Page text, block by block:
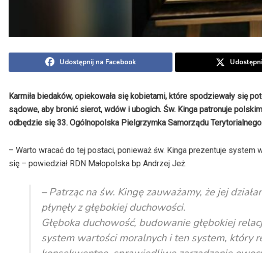
Udostępnij na Facebook
Karmiła biedaków, opiekowała się kobietami, które spodziewały się
sądowe, aby bronić sierot, wdów i ubogich. Św. Kinga patronuje
odbędzie się 33. Ogólnopolska Pielgrzymka Samorządu
– Warto wracać do tej postaci, ponieważ św. Kinga prezentuje system
się – powiedział RDN Małopolska bp Andrzej Jeż.
– Patrząc na św. Kingę zauważamy, że jej
płynęły z głębokiej duchowości.
Głęboka duchowość, budowanie głębokiej
system wartości moralnych i ten system, który